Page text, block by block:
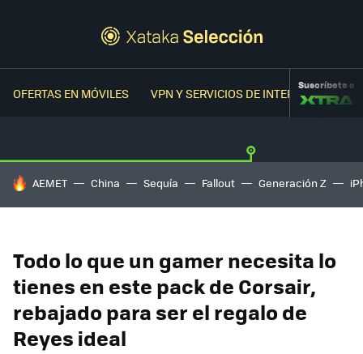
OFERTAS EN MÓVILES VPN Y SERVICIOS DE INTERNETSuscríbete a
HOY SE HABLA DE
AEMET China Sequía Fallout Generación Z
Todo lo que un gamer necesita lo
tienes en este pack de Corsair,
rebajado para ser el regalo de
Reyes ideal